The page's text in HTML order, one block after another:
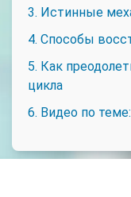
3. Истинные
4. Способы
5. Как
цикла
6. Видео по теме: